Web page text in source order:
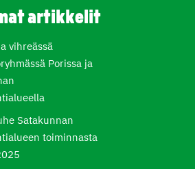
artikkelit
vihreässä
Porissa ja
Satakunnan
toiminnasta